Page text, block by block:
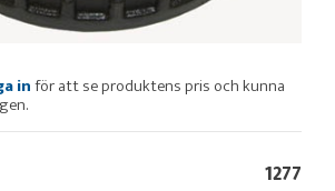
inför att se produktens pris och kunna
1277